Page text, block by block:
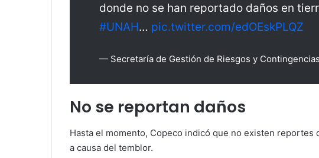
donde no se han reportado daños en
#UNAH… pic.twitter.com/edOEskPLQZ
— Secretaría de Gestión de Riesgos y
No se reportan daños
Hasta el momento, Copeco indicó que no existen reportes
a causa del temblor.